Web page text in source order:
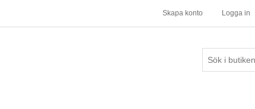
Skapa konto Logga in